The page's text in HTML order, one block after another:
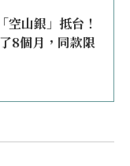
空山銀」抵台！
8個月，同款限